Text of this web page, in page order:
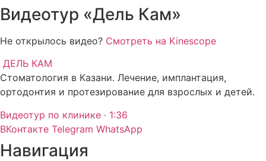
Видеотур «Дель Кам»
Не открылось видео? Смотреть на Kinescope
ДЕЛЬ КАМ
Стоматология в Казани. Лечение, имплантация,
ортодонтия и протезирование для взрослых и детей.
Видеотур по клинике · 1:36
ВКонтакте Telegram WhatsApp
Навигация